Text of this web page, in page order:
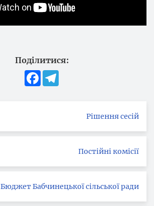
Поділитися:
Facebook
Рішення сесій
Постійні комісії
Бюджет Бабчинецької сільської ради